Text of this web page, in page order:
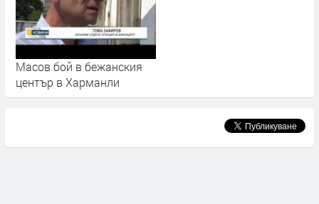
Масов бой в бежанския
център в Харманли